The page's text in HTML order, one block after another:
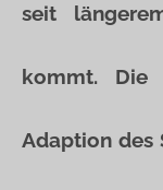
seit
kommt. Die
Adaption des